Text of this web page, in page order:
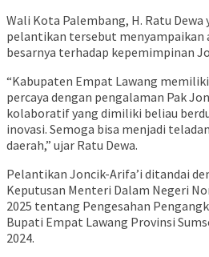
Wali Kota Palembang, H. Ratu
pelantikan tersebut menyampaikan
besarnya terhadap kepemimpinan
“Kabupaten Empat Lawang
percaya dengan pengalaman Pak
kolaboratif yang dimiliki beliau
inovasi. Semoga bisa menjadi
daerah,” ujar Ratu Dewa.
Pelantikan Joncik-Arifa’i ditandai
Keputusan Menteri Dalam Negeri
2025 tentang Pengesahan
Bupati Empat Lawang Provinsi
2024.